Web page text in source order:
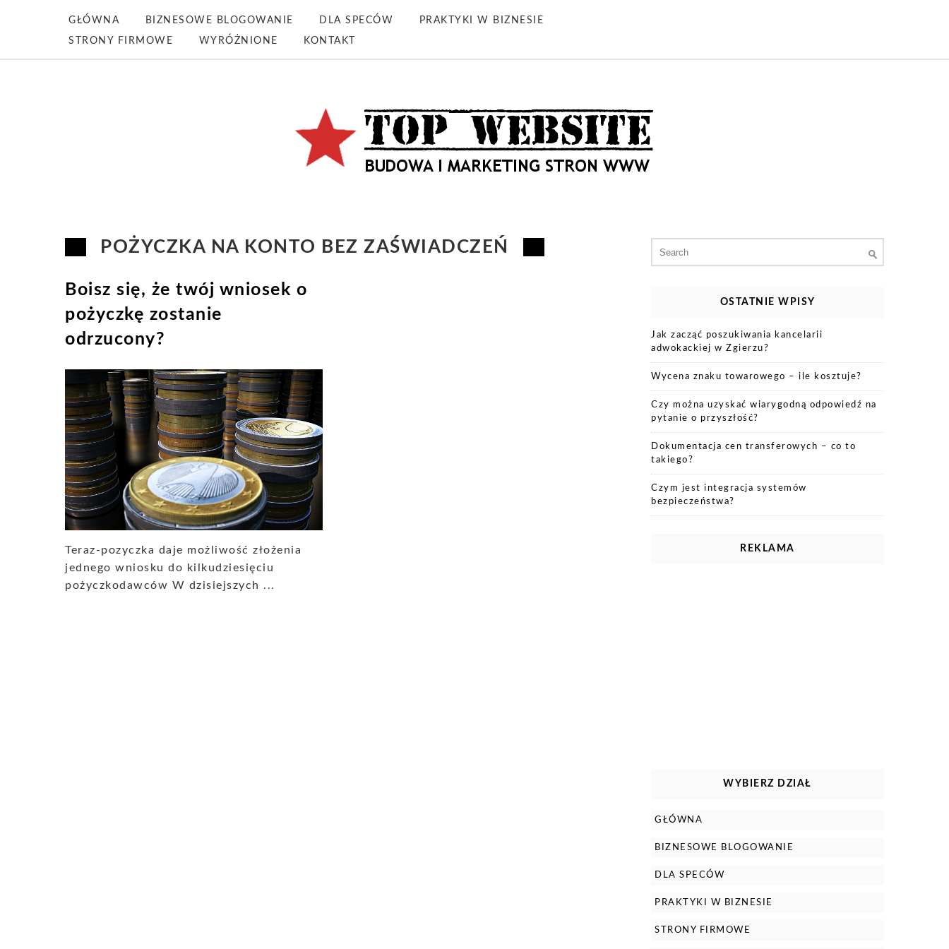
GŁÓWNA BIZNESOWE BLOGOWANIE DLA SPECÓW PRAKTYKI W BIZNESIE
STRONY FIRMOWE WYRÓŻNIONE KONTAKT
POŻYCZKA NA KONTO BEZ ZAŚWIADCZEŃ
Boisz się, że twój wniosek o
pożyczkę zostanie
odrzucony?
Teraz-pozyczka daje możliwość złożenia
jednego wniosku do kilkudziesięciu
pożyczkodawców W dzisiejszych ...
for:
OSTATNIE WPISY
Jak zacząć poszukiwania kancelarii
adwokackiej w Zgierzu?
Wycena znaku towarowego – ile kosztuje?
Czy można uzyskać wiarygodną odpowiedź na
pytanie o przyszłość?
Dokumentacja cen transferowych – co to
takiego?
Czym jest integracja systemów
bezpieczeństwa?
REKLAMA
WYBIERZ DZIAŁ
GŁÓWNA
BIZNESOWE BLOGOWANIE
DLA SPECÓW
PRAKTYKI W BIZNESIE
STRONY FIRMOWE